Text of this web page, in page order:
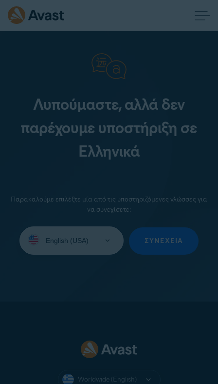
Λυπούμαστε, αλλά δεν
παρέχουμε υποστήριξη σε
Ελληνικά
Παρακαλούμε επιλέξτε μία από τις υποστηριζόμενες γλώσσες για
να συνεχίσετε:
your
ΣΥΝΈΧΕΙΑ
Worldwide (English)